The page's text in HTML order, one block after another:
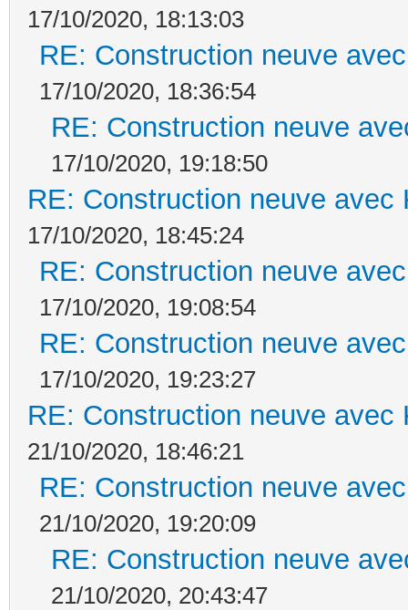
17/10/2020, 18:13:03
RE: Construction neuve
17/10/2020, 18:36:54
RE: Construction neuve
17/10/2020, 19:18:50
RE: Construction neuve avec
17/10/2020, 18:45:24
RE: Construction neuve
17/10/2020, 19:08:54
RE: Construction neuve
17/10/2020, 19:23:27
RE: Construction neuve avec
21/10/2020, 18:46:21
RE: Construction neuve
21/10/2020, 19:20:09
RE: Construction neuve
21/10/2020, 20:43:47